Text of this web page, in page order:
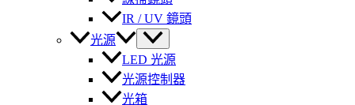
IR / UV 鏡頭
光源
LED 光源
光源控制器
光箱